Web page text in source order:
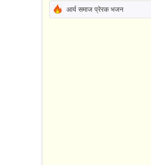
आर्य समाज प्रेरक भजन